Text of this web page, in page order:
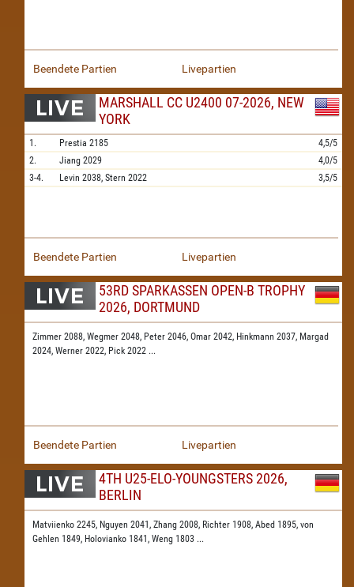
Beendete Partien Livepartien
MARSHALL CC U2400 07-2026, NEW
YORK
1. Prestia 2185
4,5/5
2.
Jiang 2029
4,0/5
3-4.
Levin 2038, Stern 2022 3,5/5
Beendete Partien Livepartien
53RD SPARKASSEN OPEN-B TROPHY
2026, DORTMUND
Zimmer 2088, Wegmer 2048, Peter 2046, Omar 2042, Hinkmann 2037, Margad
2024, Werner 2022, Pick 2022 ...
Beendete Partien Livepartien
4TH U25-ELO-YOUNGSTERS 2026,
BERLIN
Matviienko 2245, Nguyen 2041, Zhang 2008, Richter 1908, Abed 1895, von
Gehlen 1849, Holovianko 1841, Weng 1803 ...